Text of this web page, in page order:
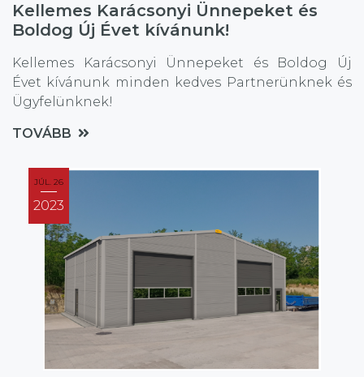
Kellemes Karácsonyi Ünnepeket és
Boldog Új Évet kívánunk!
Kellemes Karácsonyi Ünnepeket és Boldog Új
Évet kívánunk minden kedves Partnerünknek és
Ügyfelünknek!
TOVÁBB
JÚL. 26
2023